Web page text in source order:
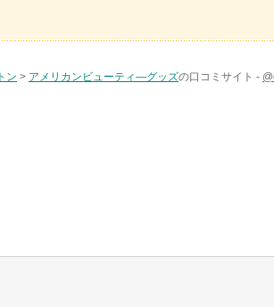
ン > アメリカンビューティ―グッズの口コミサイト -